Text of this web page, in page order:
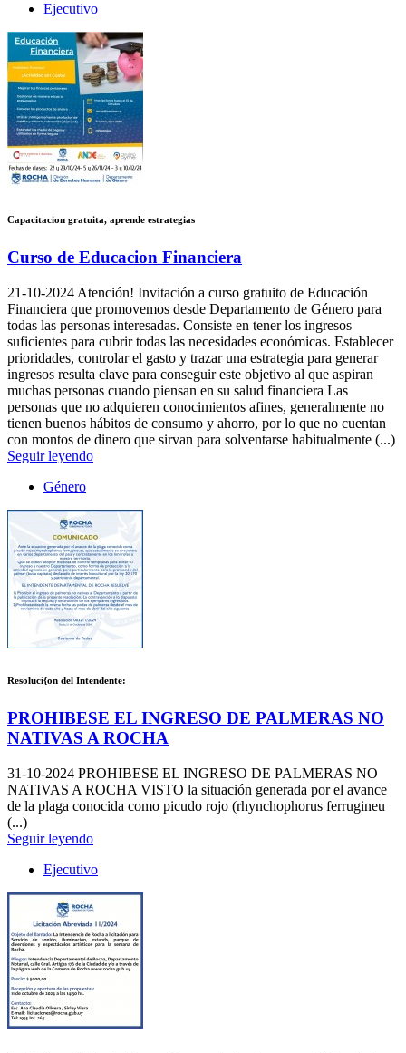
Ejecutivo
Capacitacion gratuita, aprende estrategias
Curso de Educacion Financiera
21-10-2024 Atención! Invitación a curso gratuito de Educación
Financiera que promovemos desde Departamento de Género para
todas las personas interesadas. Consiste en tener los ingresos
suficientes para cubrir todas las necesidades económicas. Establecer
prioridades, controlar el gasto y trazar una estrategia para generar
ingresos resulta clave para conseguir este objetivo al que aspiran
muchas personas cuando piensan en su salud financiera Las
personas que no adquieren conocimientos afines, generalmente no
tienen buenos hábitos de consumo y ahorro, por lo que no cuentan
con montos de dinero que sirvan para solventarse habitualmente (...)
Seguir leyendo
Género
Resoluci{on del Intendente:
PROHIBESE EL INGRESO DE PALMERAS NO
NATIVAS A ROCHA
31-10-2024 PROHIBESE EL INGRESO DE PALMERAS NO
NATIVAS A ROCHA VISTO la situación generada por el avance
de la plaga conocida como picudo rojo (rhynchophorus ferrugineu
(...)
Seguir leyendo
Ejecutivo